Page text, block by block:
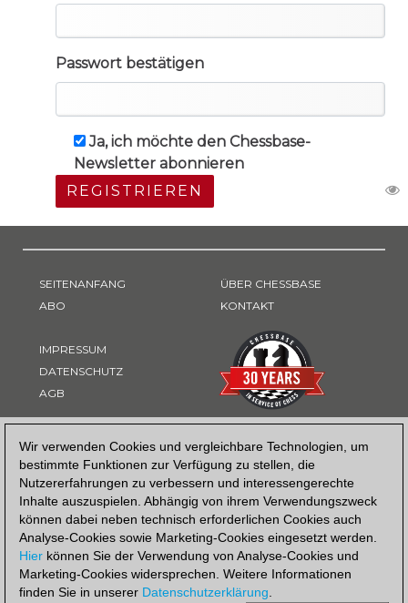
Wir verwenden Cookies und vergleichbare Technologien, um
bestimmte Funktionen zur Verfügung zu stellen, die
Nutzererfahrungen zu verbessern und interessengerechte
Inhalte auszuspielen. Abhängig von ihrem Verwendungszweck
können dabei neben technisch erforderlichen Cookies auch
Analyse-Cookies sowie Marketing-Cookies eingesetzt werden.
Hier können Sie der Verwendung von Analyse-Cookies und
Marketing-Cookies widersprechen. Weitere Informationen
finden Sie in unserer Datenschutzerklärung.
Passwort bestätigen
Ja, ich möchte den Chessbase-
Newsletter abonnieren
REGISTRIEREN
SEITENANFANG
ABO
IMPRESSUM
DATENSCHUTZ
AGB
ÜBER CHESSBASE
KONTAKT
ZAHLUNGSART